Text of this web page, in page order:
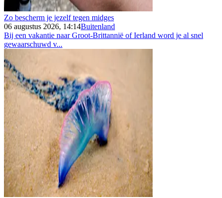
Zo bescherm je jezelf tegen midges
06 augustus 2026, 14:14Buitenland
Bij een vakantie naar Groot-Brittannië of Ierland word je al snel
gewaarschuwd v...